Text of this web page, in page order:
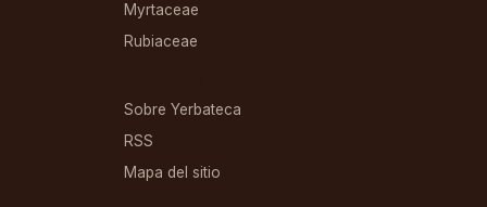
Myrtaceae
Rubiaceae
Sobre Yerbateca
RSS
Mapa del sitio